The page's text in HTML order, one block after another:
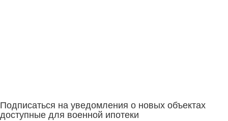
Подписаться на уведомления о новых объектах
доступные для военной ипотеки